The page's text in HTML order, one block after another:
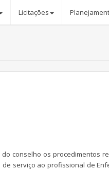
Licitações
conselho os procedimentos
serviço ao profissional de